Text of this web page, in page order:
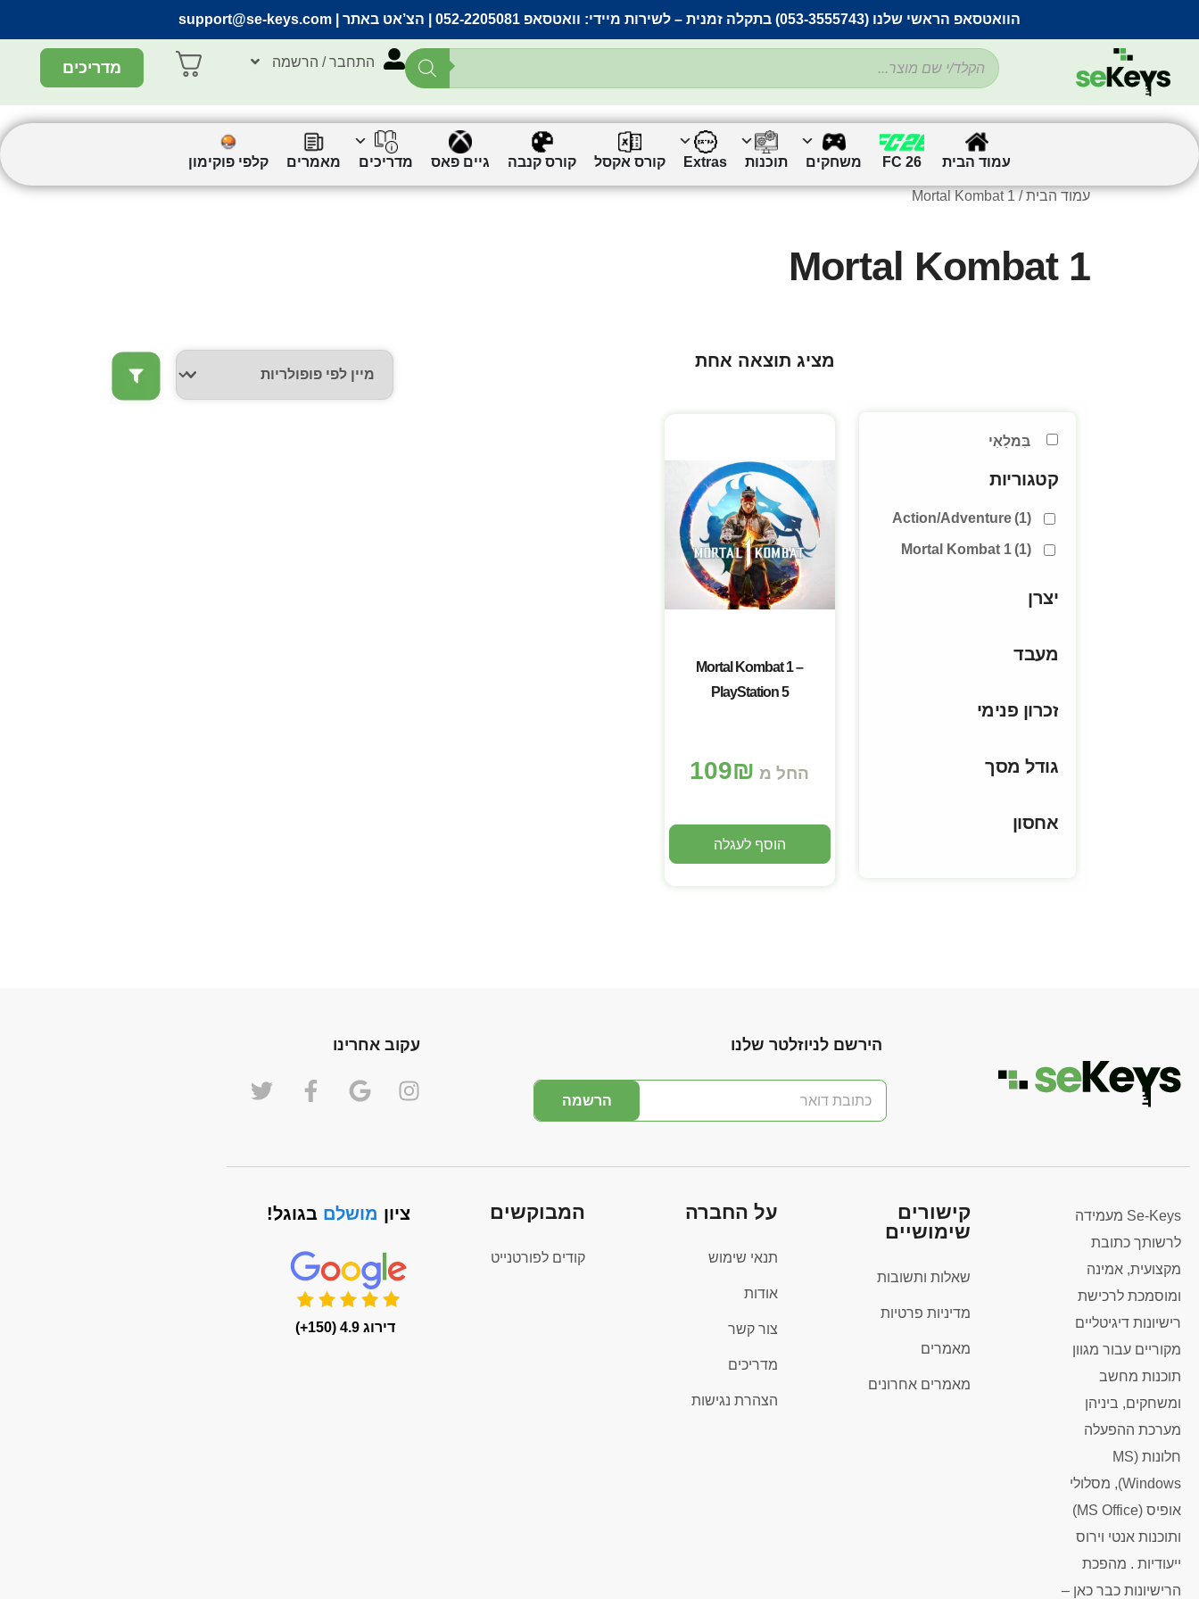
הוואטסאפ הראשי שלנו (053-3555743) בתקלה זמנית – לשירות מיידי: וואטסאפ 052-2205081 | הצ’אט באתר | support@se-keys.com
התחבר / הרשמה מדריכים
עמוד הבית FC 26 משחקים תוכנות Extras קורס אקסל קורס קנבה גיים פאס מדריכים מאמרים קלפי פוקימון
עמוד הבית/ Mortal Kombat 1
Mortal Kombat 1
בִּמלַאִי
קטגוריות
Action/Adventure(1)
Mortal Kombat 1(1)
יצרן
מעבד
זכרון פנימי
גודל מסך
אחסון
מציג תוצאה אחת
Mortal Kombat 1 –
PlayStation 5
החל מ 109₪
הוסף לעגלה
הירשם לניוזלטר שלנו
הרשמה
עקוב אחרינו
Se-Keys מעמידה
לרשותך כתובת
מקצועית, אמינה
ומוסמכת לרכישת
רישיונות דיגיטליים
מקוריים עבור מגוון
תוכנות מחשב
ומשחקים, ביניהן
מערכת ההפעלה
חלונות (MS
Windows), מסלולי
אופיס (MS Office)
ותוכנות אנטי וירוס
ייעודיות . מהפכת
הרישיונות כבר כאן –
קישורים
שימושיים
שאלות ותשובות
מדיניות פרטיות
מאמרים
מאמרים אחרונים
על החברה
תנאי שימוש
אודות
צור קשר
מדריכים
הצהרת נגישות
המבוקשים
קודים לפורטנייט
ציון מושלם בגוגל!
דירוג 4.9 (150+)